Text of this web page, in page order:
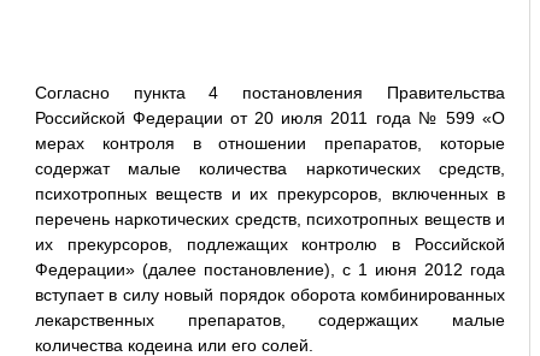
Согласно пункта 4 постановления Правительства
Российской Федерации от 20 июля 2011 года № 599 «О
мерах контроля в отношении препаратов, которые
содержат малые количества наркотических средств,
психотропных веществ и их прекурсоров, включенных в
перечень наркотических средств, психотропных веществ и
их прекурсоров, подлежащих контролю в Российской
Федерации» (далее постановление), с 1 июня 2012 года
вступает в силу новый порядок оборота комбинированных
лекарственных препаратов, содержащих малые
количества кодеина или его солей.